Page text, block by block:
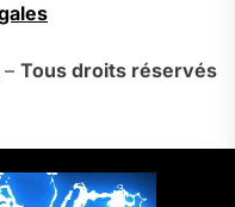
Tous droits réservés